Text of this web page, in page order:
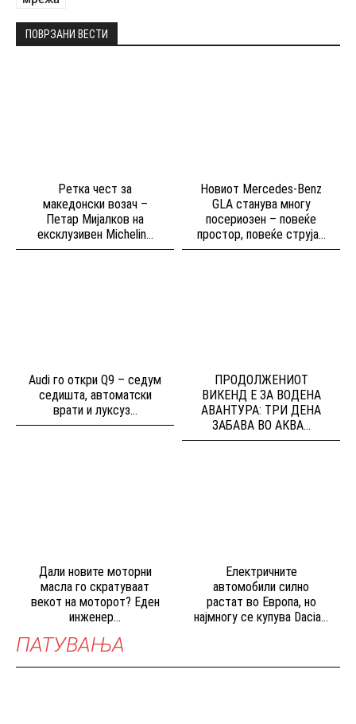
ПОВРЗАНИ ВЕСТИ
Ретка чест за
македонски возач –
Петар Мијалков на
ексклузивен Michelin...
Новиот Mercedes-Benz
GLA станува многу
посериозен – повеќе
простор, повеќе струја...
Audi го откри Q9 – седум
седишта, автоматски
врати и луксуз...
ПРОДОЛЖЕНИОТ
ВИКЕНД Е ЗА ВОДЕНА
АВАНТУРА: ТРИ ДЕНА
ЗАБАВА ВО АКВА...
Дали новите моторни
масла го скратуваат
векот на моторот? Еден
инженер...
Електричните
автомобили силно
растат во Европа, но
најмногу се купува Dacia...
ПАТУВАЊА